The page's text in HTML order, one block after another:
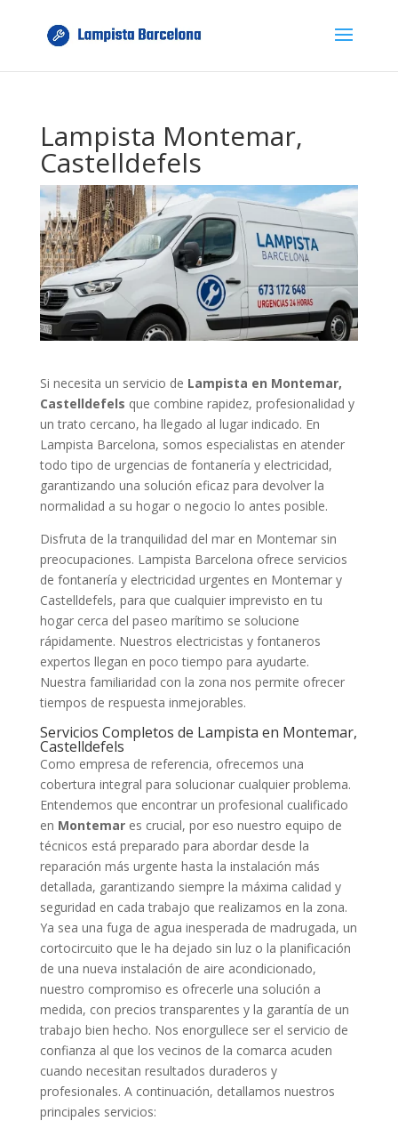
Lampista Montemar,
Castelldefels
Si necesita un servicio de Lampista en Montemar,
Castelldefels que combine rapidez, profesionalidad y
un trato cercano, ha llegado al lugar indicado. En
Lampista Barcelona, somos especialistas en atender
todo tipo de urgencias de fontanería y electricidad,
garantizando una solución eficaz para devolver la
normalidad a su hogar o negocio lo antes posible.
Disfruta de la tranquilidad del mar en Montemar sin
preocupaciones. Lampista Barcelona ofrece servicios
de fontanería y electricidad urgentes en Montemar y
Castelldefels, para que cualquier imprevisto en tu
hogar cerca del paseo marítimo se solucione
rápidamente. Nuestros electricistas y fontaneros
expertos llegan en poco tiempo para ayudarte.
Nuestra familiaridad con la zona nos permite ofrecer
tiempos de respuesta inmejorables.
Servicios Completos de Lampista en Montemar,
Castelldefels
Como empresa de referencia, ofrecemos una
cobertura integral para solucionar cualquier problema.
Entendemos que encontrar un profesional cualificado
en Montemares crucial, por eso nuestro equipo de
técnicos está preparado para abordar desde la
reparación más urgente hasta la instalación más
detallada, garantizando siempre la máxima calidad y
seguridad en cada trabajo que realizamos en la zona.
Ya sea una fuga de agua inesperada de madrugada, un
cortocircuito que le ha dejado sin luz o la planificación
de una nueva instalación de aire acondicionado,
nuestro compromiso es ofrecerle una solución a
medida, con precios transparentes y la garantía de un
trabajo bien hecho. Nos enorgullece ser el servicio de
confianza al que los vecinos de la comarca acuden
cuando necesitan resultados duraderos y
profesionales. A continuación, detallamos nuestros
principales servicios: